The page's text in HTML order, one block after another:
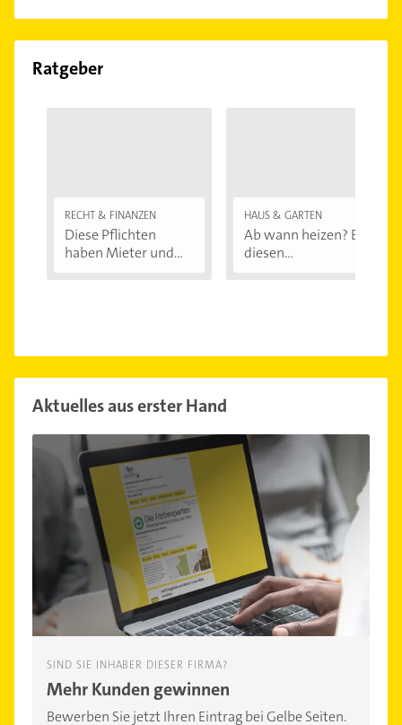
Ratgeber
RECHT & FINANZEN
Diese Pflichten
haben Mieter und...
HAUS & GARTEN
Ab wann heizen? Bei
diesen
Aktuelles aus erster Hand
SIND SIE INHABER DIESER FIRMA?
Mehr Kunden gewinnen
Bewerben Sie jetzt Ihren Eintrag bei Gelbe Seiten.